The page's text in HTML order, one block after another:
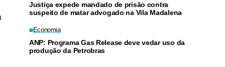
Justiça expede mandado de prisão contra
suspeito de matar advogado na Vila Madalena
Economia
ANP: Programa Gas Release deve vedar uso da
produção da Petrobras